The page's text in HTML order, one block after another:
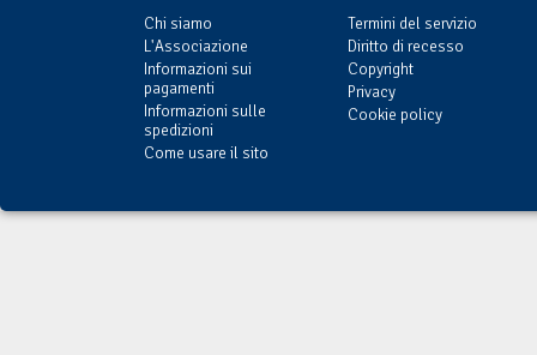
Chi siamo
L'Associazione
Informazioni sui
pagamenti
Informazioni sulle
spedizioni
Come usare il sito
Termini del servizio
Diritto di recesso
Copyright
Privacy
Cookie policy